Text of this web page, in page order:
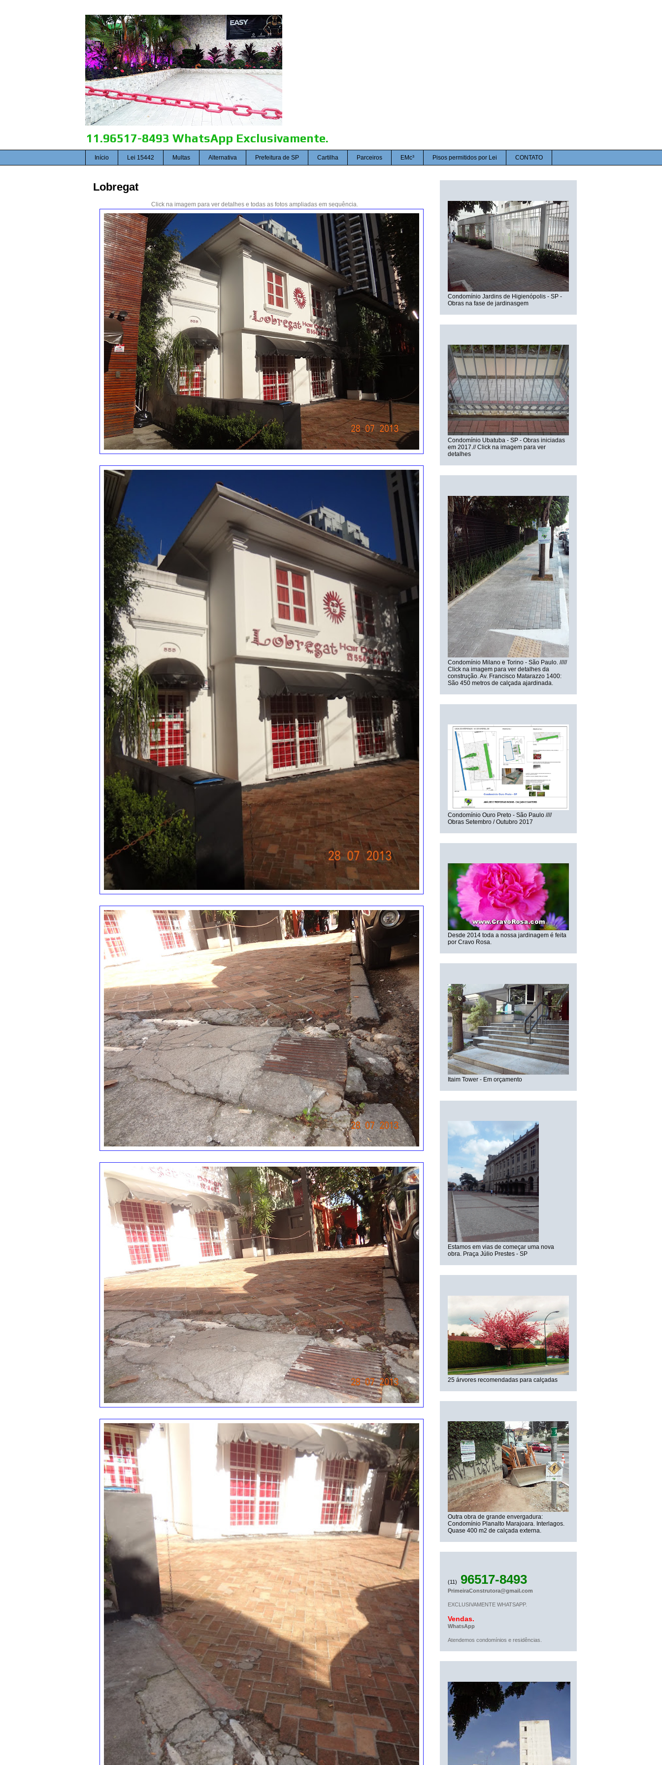
11.96517-8493 WhatsApp Exclusivamente.
Início Lei 15442 Multas Alternativa Prefeitura de SP Cartilha Parceiros EMc³ Pisos permitidos por Lei CONTATO
Lobregat
Click na imagem para ver detalhes e todas as fotos ampliadas em sequência.
Condomínio Jardins de Higienópolis - SP -
Obras na fase de jardinasgem
Condomínio Ubatuba - SP - Obras iniciadas
em 2017.// Click na imagem para ver
detalhes
Condomínio Milano e Torino - São Paulo. /////
Click na imagem para ver detalhes da
construção. Av. Francisco Matarazzo 1400:
São 450 metros de calçada ajardinada.
Condomínio Ouro Preto - São Paulo ////
Obras Setembro / Outubro 2017
Desde 2014 toda a nossa jardinagem é feita
por Cravo Rosa.
Itaim Tower - Em orçamento
Estamos em vias de começar uma nova
obra. Praça Júlio Prestes - SP
25 árvores recomendadas para calçadas
Outra obra de grande envergadura:
Condomínio Planalto Marajoara. Interlagos.
Quase 400 m2 de calçada externa.
(11) 96517-8493
PrimeiraConstrutora@gmail.com
EXCLUSIVAMENTE WHATSAPP.
Vendas.
WhatsApp
Atendemos condomínios e residências.